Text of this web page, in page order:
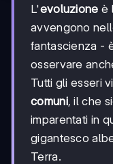
L'evoluzione è
avvengono
fantascienza -
osservare
Tutti gli esseri
comuni, il che
imparentati in
gigantesco
Terra.